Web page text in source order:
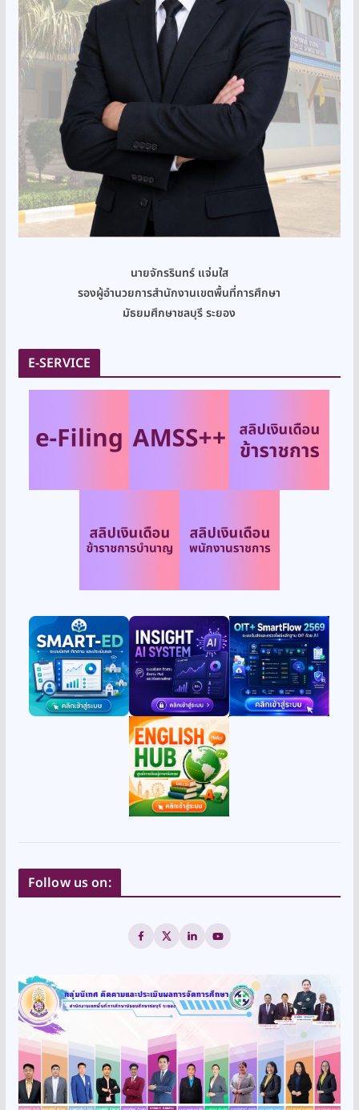
นายจักรรินทร์ แจ่มใส
รองผู้อำนวยการสำนักงานเขตพื้นที่การศึกษา
มัธยมศึกษาชลบุรี ระยอง
E-SERVICE
Follow us on: